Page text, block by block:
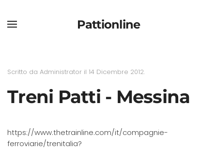
Skip to main contentPattionline
Scritto da Administrator il 14 Dicembre 2012.
Treni Patti - Messina
https://www.thetrainline.com/it/compagnie-
ferroviarie/trenitalia?